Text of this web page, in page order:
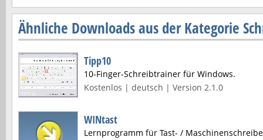
Ähnliche Downloads aus der Kategorie
Tipp10
10-Finger-Schreibtrainer für Windows.
Kostenlos | deutsch | Version 2.1.0
WINtast
Lernprogramm für Tast- /